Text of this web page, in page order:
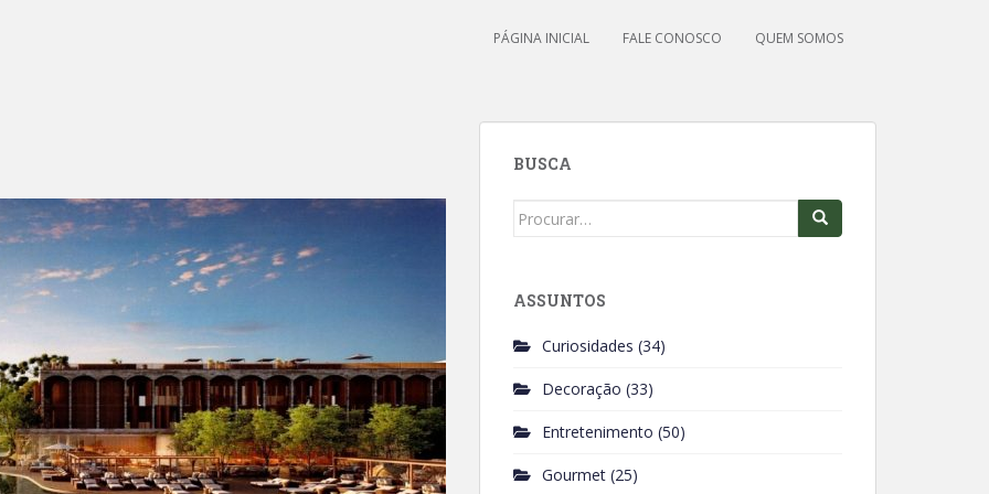
PÁGINA INICIAL FALE CONOSCO QUEM SOMOS
BUSCA
Search
ASSUNTOS
Curiosidades (34)
Decoração (33)
Entretenimento (50)
Gourmet (25)